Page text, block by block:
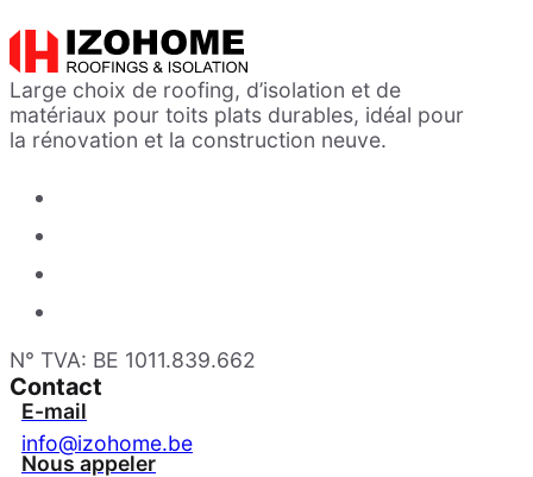
Large choix de roofing, d’isolation et de
matériaux pour toits plats durables, idéal pour
la rénovation et la construction neuve.
N° TVA: BE 1011.839.662
Contact
E-mail
info@izohome.be
Nous appeler